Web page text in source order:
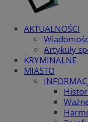
AKTUALNOŚCI
Artykuły
KRYMINALNE
MIASTO